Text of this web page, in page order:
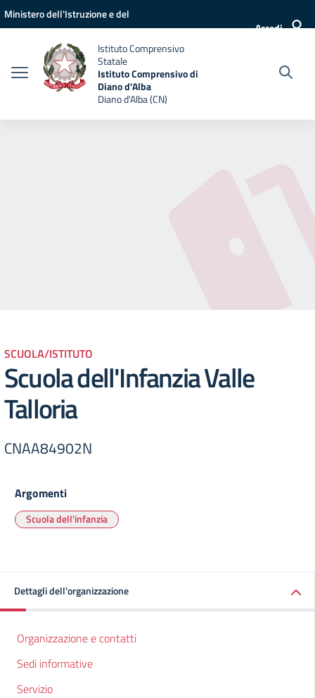
Vai ai contenuti
Vai al menu di navigazione
Vai al footer
Ministero dell'Istruzione e del
Accedi
Istituto Comprensivo
Statale
Istituto Comprensivo di
Diano d'Alba
Diano d'Alba (CN)
SCUOLA/ISTITUTO
Scuola dell'Infanzia Valle
Talloria
CNAA84902N
Argomenti
Scuola dell'infanzia
Dettagli dell'organizzazione
Organizzazione e contatti
Sedi informative
Servizio